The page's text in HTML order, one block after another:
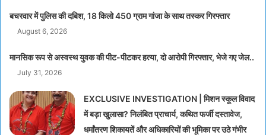
बचरवार में पुलिस की दबिश, 18 किलो 450 ग्राम गांजा के साथ तस्कर गिरफ्तार
August 6, 2026
मानसिक रूप से अस्वस्थ युवक की पीट-पीटकर हत्या, दो आरोपी गिरफ्तार, भेजे गए जेल..
July 31, 2026
EXCLUSIVE INVESTIGATION | मिशन स्कूल विवाद
में बड़ा खुलासा? निलंबित प्राचार्य, कथित फर्जी दस्तावेज,
धर्मांतरण शिकायतें और अधिकारियों की भूमिका पर उठे गंभीर